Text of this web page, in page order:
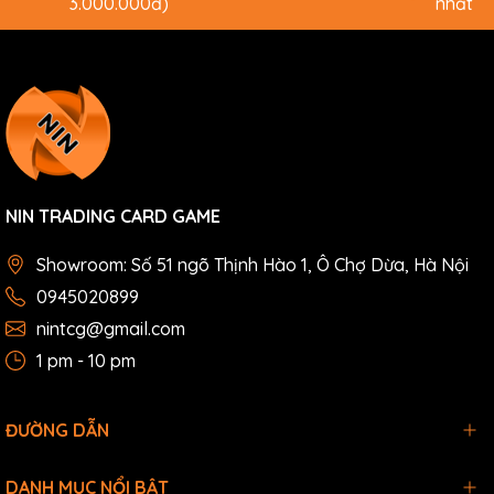
NIN TRADING CARD GAME
Showroom: Số 51 ngõ Thịnh Hào 1, Ô Chợ Dừa, Hà Nội
0945020899
nintcg@gmail.com
1 pm - 10 pm
ĐƯỜNG DẪN
DANH MỤC NỔI BẬT